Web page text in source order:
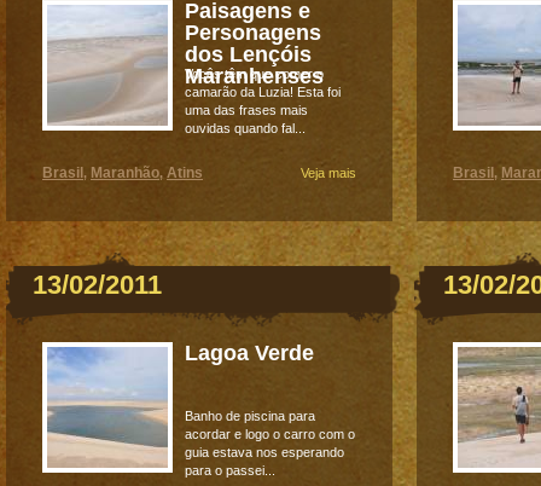
Paisagens e
Personagens
dos Lençóis
Maranhenses
Vocês têm que comer o
camarão da Luzia! Esta foi
uma das frases mais
ouvidas quando fal...
Veja mais
Brasil , Maranhão, Atins
13/02/2011
Lagoa Verde
Banho de piscina para
acordar e logo o carro com o
guia estava nos esperando
para o passei...
Brasil ,
13/02/